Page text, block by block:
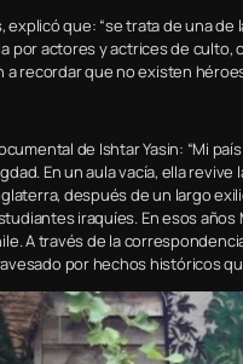
explicó que: “se trata de una
por actores y actrices de
recordar que no existen
de Ishtar Yasin: “Mi
En un aula vacía, ella
después de un largo
iraquíes. En esos años
A través de la
por hechos históricos